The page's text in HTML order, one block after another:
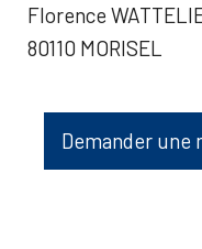
Florence
80110 MORISEL
Demander une